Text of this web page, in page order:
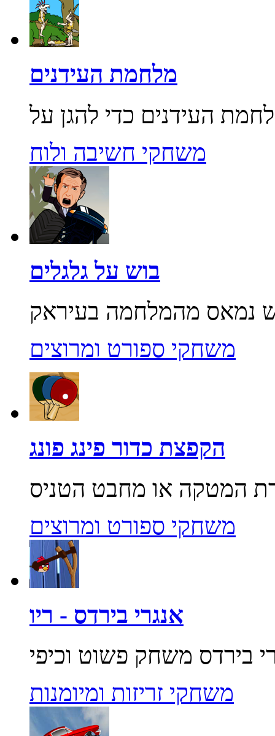
מלחמת העידנים
משחקי חשיבה ולוח
בוש על גלגלים
משחקי ספורט ומרוצים
הקפצת כדור פינג פונג
משחקי ספורט ומרוצים
אנגרי בירדס - ריו
משחקי זריזות ומיומנות